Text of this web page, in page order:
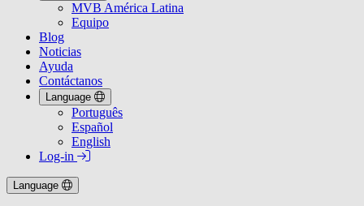
MVB América Latina
Equipo
Blog
Noticias
Ayuda
Contáctanos
Language
Português
Español
English
Log-in
Language